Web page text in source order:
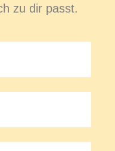
zu dir passt.